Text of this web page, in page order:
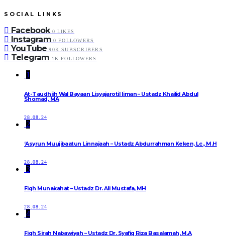
SOCIAL LINKS
Facebook 0 LIKES
Instagram 0 FOLLOWERS
YouTube 90K SUBSCRIBERS
Telegram 1K FOLLOWERS
1
At-Taudhiih Wal Bayaan Lisyajarotil Iiman – Ustadz Khailid Abdul
Shomad, MA
28.08.24
2
‘Asyrun Muujibaatun Linnajaah – Ustadz Abdurrahman Keken, Lc., M.H
28.08.24
3
Fiqh Munakahat – Ustadz Dr. Ali Mustafa, MH
28.08.24
4
Fiqh Sirah Nabawiyah – Ustadz Dr. Syafiq Riza Basalamah, M.A